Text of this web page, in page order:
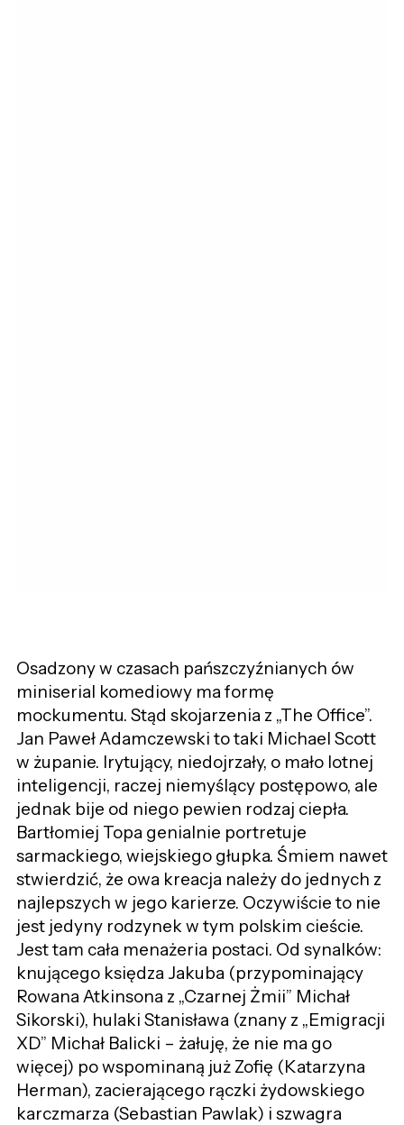
Osadzony w czasach pańszczyźnianych ów
miniserial komediowy ma formę
mockumentu. Stąd skojarzenia z „The Office”.
Jan Paweł Adamczewski to taki Michael Scott
w żupanie. Irytujący, niedojrzały, o mało lotnej
inteligencji, raczej niemyślący postępowo, ale
jednak bije od niego pewien rodzaj ciepła.
Bartłomiej Topa genialnie portretuje
sarmackiego, wiejskiego głupka. Śmiem nawet
stwierdzić, że owa kreacja należy do jednych z
najlepszych w jego karierze. Oczywiście to nie
jest jedyny rodzynek w tym polskim cieście.
Jest tam cała menażeria postaci. Od synalków:
knującego księdza Jakuba (przypominający
Rowana Atkinsona z „Czarnej Żmii” Michał
Sikorski), hulaki Stanisława (znany z „Emigracji
XD” Michał Balicki – żałuję, że nie ma go
więcej) po wspominaną już Zofię (Katarzyna
Herman), zacierającego rączki żydowskiego
karczmarza (Sebastian Pawlak) i szwagra